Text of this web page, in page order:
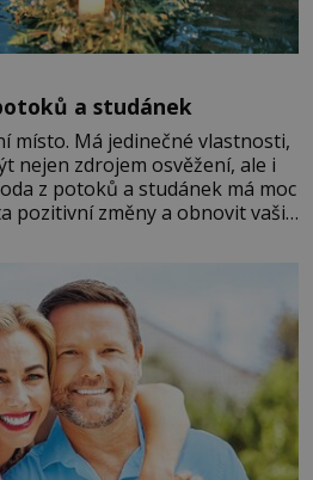
a studánek
místo. Má jedinečné vlastnosti,
nejen zdrojem osvěžení, ale i
z potoků a studánek má moc
pozitivní změny a obnovit vaši
a přinést do svého života